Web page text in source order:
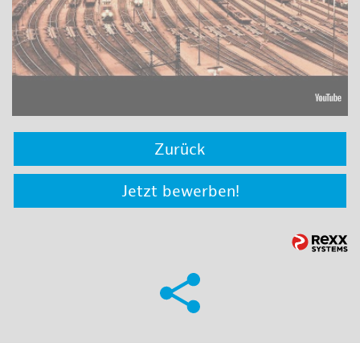
Zurück
Jetzt bewerben!